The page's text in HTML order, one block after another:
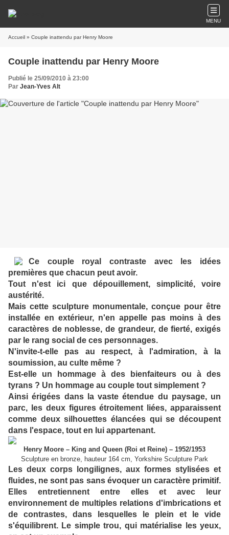
MENU
Accueil » Couple inattendu par Henry Moore
Couple inattendu par Henry Moore
Publié le 25/09/2010 à 23:00
Par Jean-Yves Alt
Ce couple royal contraste avec les idées
premières que chacun peut avoir.
Tout n'est ici que dépouillement, simplicité, voire
austérité.
Mais cette sculpture monumentale, conçue pour être
installée en extérieur, n'en appelle pas moins à des
caractères de noblesse, de grandeur, de fierté, exigés
par le rang social de ces personnages.
N'invite-t-elle pas au respect, à l'admiration, à la
soumission, au culte même ?
Est-elle un hommage à des bienfaiteurs ou à des
tyrans ? Un hommage au couple tout simplement ?
Ainsi érigées dans la vaste étendue du paysage, un
parc, les deux figures étroitement liées, apparaissent
comme deux silhouettes élancées qui se découpent
dans l'espace, tout en lui appartenant.
Henry Moore – King and Queen (Roi et Reine) – 1952/1953
Sculpture en bronze, hauteur 164 cm, Yorkshire Sculpture Park
Les deux corps longilignes, aux formes stylisées et
fluides, ne sont pas sans évoquer un caractère primitif.
Elles entretiennent entre elles et avec leur
environnement de multiples relations d'imbrications et
de contrastes, dans lesquelles le plein et le vide
s'équilibrent. Le simple trou, qui matérialise les yeux,